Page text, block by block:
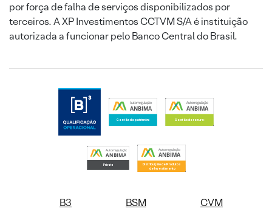
por força de falha de serviços disponibilizados por
terceiros. A XP Investimentos CCTVM S/A é instituição
autorizada a funcionar pelo Banco Central do Brasil.
B3 BSM
CVM